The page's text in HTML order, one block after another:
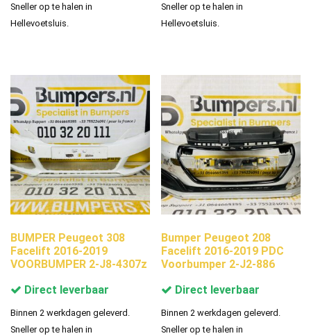
Sneller op te halen in
Hellevoetsluis.
Sneller op te halen in
Hellevoetsluis.
BUMPER Peugeot 308
Facelift 2016-2019
VOORBUMPER 2-J8-4307z
Direct leverbaar
Binnen 2 werkdagen geleverd.
Sneller op te halen in
Bumper Peugeot 208
Facelift 2016-2019 PDC
Voorbumper 2-J2-886
Direct leverbaar
Binnen 2 werkdagen geleverd.
Sneller op te halen in